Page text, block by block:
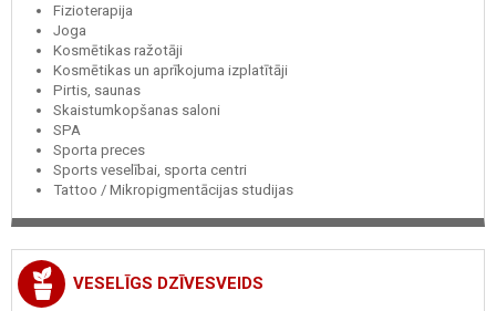
Fizioterapija
Joga
Kosmētikas ražotāji
Kosmētikas un aprīkojuma izplatītāji
Pirtis, saunas
Skaistumkopšanas saloni
SPA
Sporta preces
Sports veselībai, sporta centri
Tattoo / Mikropigmentācijas studijas
VESELĪGS DZĪVESVEIDS